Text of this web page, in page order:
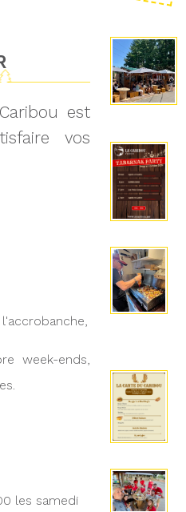
est
vos
week-ends,
les samedi